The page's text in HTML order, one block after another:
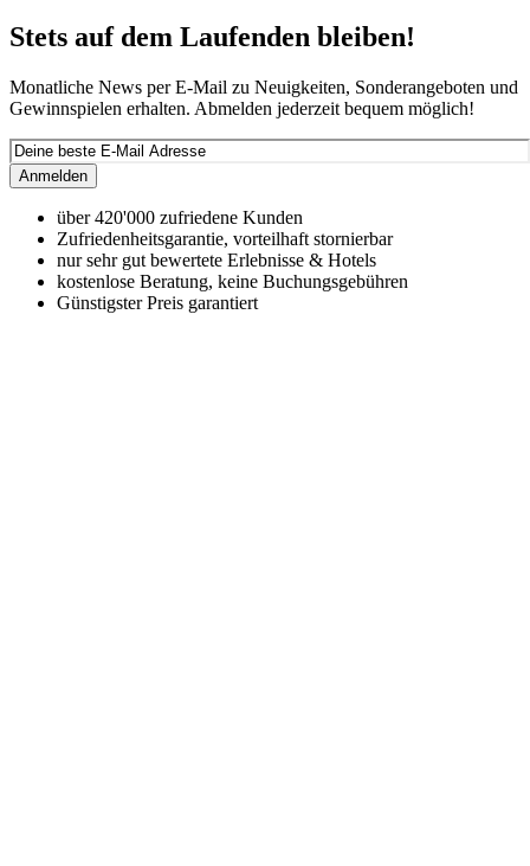
Stets auf dem Laufenden bleiben!
Monatliche News per E-Mail zu Neuigkeiten, Sonderangeboten und
Gewinnspielen erhalten. Abmelden jederzeit bequem möglich!
Anmelden
über 420'000 zufriedene Kunden
Zufriedenheitsgarantie, vorteilhaft stornierbar
nur sehr gut bewertete Erlebnisse & Hotels
kostenlose Beratung, keine Buchungsgebühren
Günstigster Preis garantiert